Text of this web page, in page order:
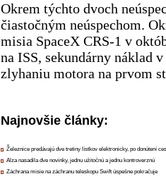
Okrem týchto dvoch
čiastočným neúspechom.
misia SpaceX CRS-1 v
na ISS, sekundárny náklad
zlyhaniu motora na prvom
Najnovšie články:
Železnice predávajú dve tretiny lístkov elektronicky, po donútení
Alza nasadila dve novinky, jednu užitočnú a jednu kontroverznú
Záchrana misie na záchranu teleskopu Swift úspešne pokračuje